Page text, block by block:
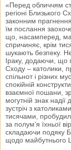
«Перед обличчям
регіоні Близького
законним
їм послання
що, насамперед,
спричиняє, крім
шукають безпеку.
Іраку, додаючи, що
Сходу – католики,
спільнот і різних
спокійній
взаємної пошани,
могутній знак
зустріч з
тисячами,
за полум’я їхньої
складаючи подяку
щодо майбутнього